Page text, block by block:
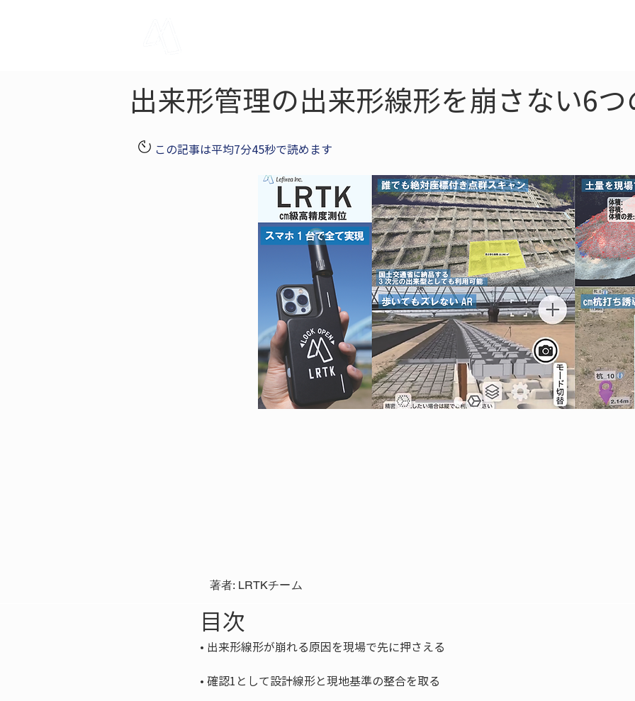
出来形管理の出来形線形を崩さない6
この記事は平均7分45秒で読めます
著者: LRTKチーム
目次
•
•